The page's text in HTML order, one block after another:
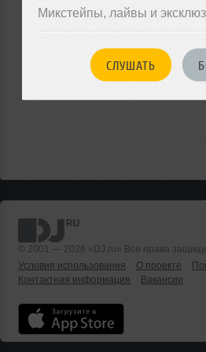
Микстейпы, лайвы и
СЛУШАТЬ
© 2001 — 2026 «DJ.ru» Все права
Условия использования
О проекте
Контактная информация
Вакансии